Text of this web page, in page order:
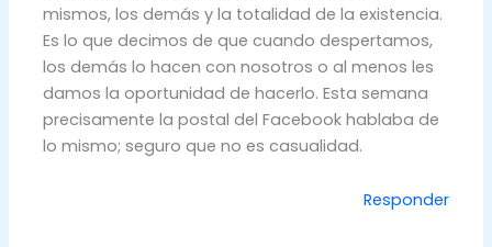
mismos, los demás y la totalidad de la existencia.
Es lo que decimos de que cuando despertamos,
los demás lo hacen con nosotros o al menos les
damos la oportunidad de hacerlo. Esta semana
precisamente la postal del Facebook hablaba de
lo mismo; seguro que no es casualidad.
Responder